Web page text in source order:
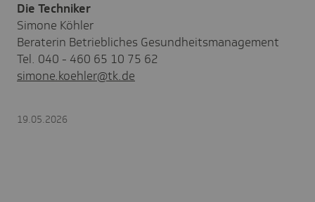
Die Techniker
Simone Köhler
Beraterin Betriebliches Gesundheitsmanagement
Tel. 040 - 460 65 10 75 62
simone.koehler@tk.de
19.05.2026